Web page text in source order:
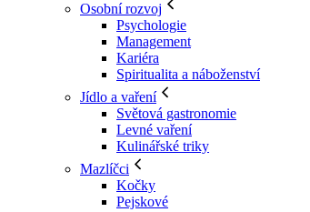
Osobní rozvoj
Psychologie
Management
Kariéra
Spiritualita a náboženství
Jídlo a vaření
Světová gastronomie
Levné vaření
Kulinářské triky
Mazlíčci
Kočky
Pejskové